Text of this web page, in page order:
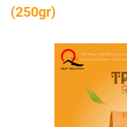
(250gr)